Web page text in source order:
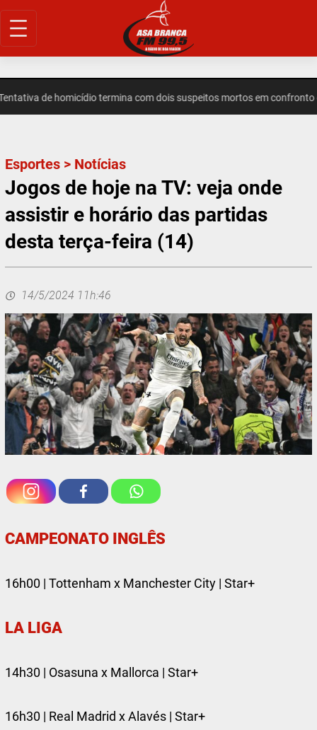
Pular
para
de homicídio termina com dois suspeitos mortos em confronto
Esportes > Notícias
Jogos de hoje na TV: veja onde
assistir e horário das partidas
desta terça-feira (14)
14/5/2024 11h:46
CAMPEONATO INGLÊS
16h00 | Tottenham x Manchester City | Star+
LA LIGA
14h30 | Osasuna x Mallorca | Star+
16h30 | Real Madrid x Alavés | Star+